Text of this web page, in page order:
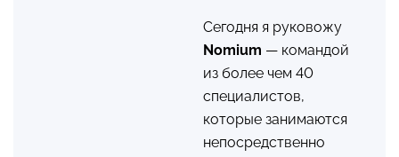
Сегодня я руковожу
Nomium — командой
из более чем 40
специалистов,
которые занимаются
непосредственно